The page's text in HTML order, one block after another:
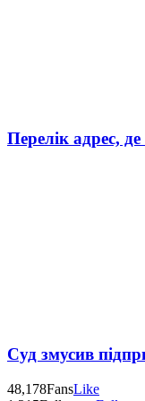
Перелік адрес,
Суд змусив
48,178FansLike